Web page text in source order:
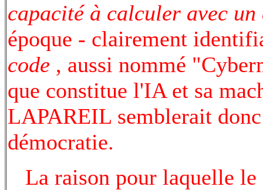
capacité à calculer avec
époque - clairement
code , aussi nommé
que constitue l'IA et sa
LAPAREIL semblerait
démocratie.
La raison pour laquelle le